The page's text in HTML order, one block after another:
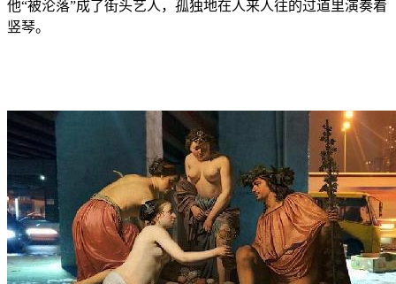
他“被沦落”成了街头艺人，孤独地在人来人往的过道里演奏着
竖琴。